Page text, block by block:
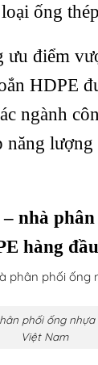
ống
ưu điểm
HDPE
ngành
năng lượng
nhà
hàng
phối ống
Việt Nam